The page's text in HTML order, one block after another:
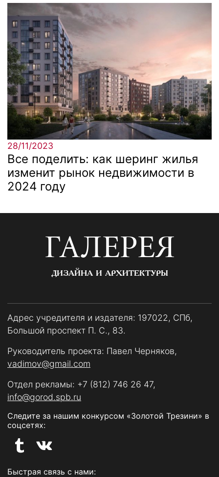
28/11/2023
Все поделить: как шеринг жилья
изменит рынок недвижимости в
2024 году
ГАЛЕРЕЯ
ДИЗАЙНА И АРХИТЕКТУРЫ
Адрес учредителя и издателя: 197022, СПб,
Большой проспект П. С., 83.
Руководитель проекта: Павел Черняков,
vadimov@gmail.com
Отдел рекламы: +7 (812) 746 26 47,
info@gorod.spb.ru
Следите за нашим конкурсом «Золотой Трезини» в
соцсетях:
Быстрая связь с нами: